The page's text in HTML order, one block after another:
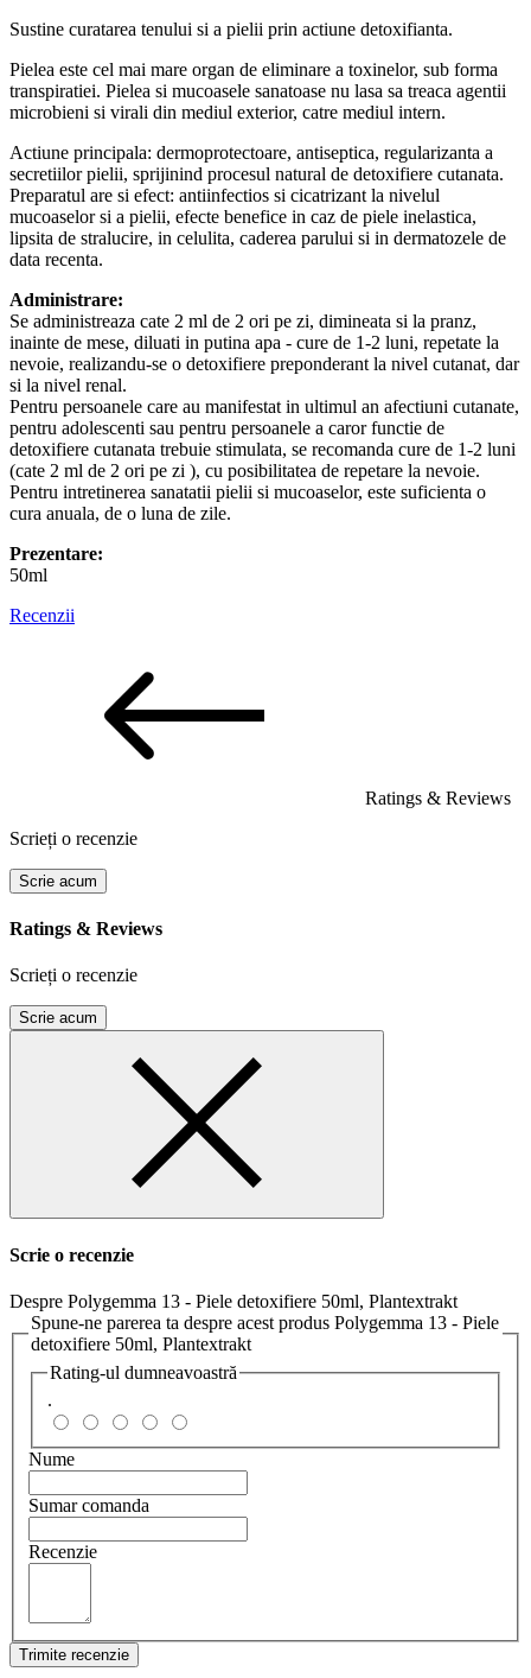
Sustine curatarea tenului si a pielii prin actiune detoxifianta.
Pielea este cel mai mare organ de eliminare a toxinelor, sub forma
transpiratiei. Pielea si mucoasele sanatoase nu lasa sa treaca agentii
microbieni si virali din mediul exterior, catre mediul intern.
Actiune principala: dermoprotectoare, antiseptica, regularizanta a
secretiilor pielii, sprijinind procesul natural de detoxifiere cutanata.
Preparatul are si efect: antiinfectios si cicatrizant la nivelul
mucoaselor si a pielii, efecte benefice in caz de piele inelastica,
lipsita de stralucire, in celulita, caderea parului si in dermatozele de
data recenta.
Administrare:
Se administreaza cate 2 ml de 2 ori pe zi, dimineata si la pranz,
inainte de mese, diluati in putina apa - cure de 1-2 luni, repetate la
nevoie, realizandu-se o detoxifiere preponderant la nivel cutanat, dar
si la nivel renal.
Pentru persoanele care au manifestat in ultimul an afectiuni cutanate,
pentru adolescenti sau pentru persoanele a caror functie de
detoxifiere cutanata trebuie stimulata, se recomanda cure de 1-2 luni
(cate 2 ml de 2 ori pe zi ), cu posibilitatea de repetare la nevoie.
Pentru intretinerea sanatatii pielii si mucoaselor, este suficienta o
cura anuala, de o luna de zile.
Prezentare:
50ml
Recenzii
Ratings & Reviews
Scrieți o recenzie
Scrie acum
Ratings & Reviews
Scrieți o recenzie
Scrie acum
Scrie o recenzie
Despre Polygemma 13 - Piele detoxifiere 50ml, Plantextrakt
Spune-ne parerea ta despre acest produs Polygemma 13 - Piele
detoxifiere 50ml, Plantextrakt
Rating-ul dumneavoastră
.
Nume
Sumar comanda
Recenzie
Trimite recenzie